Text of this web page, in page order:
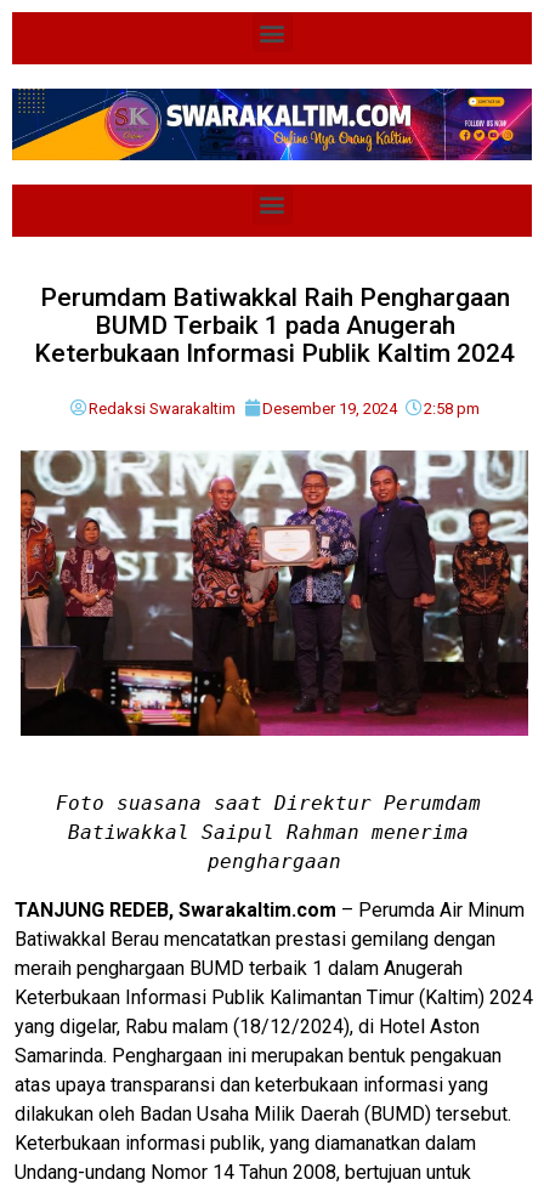
Perumdam Batiwakkal Raih Penghargaan
BUMD Terbaik 1 pada Anugerah
Keterbukaan Informasi Publik Kaltim 2024
Redaksi Swarakaltim Desember 19, 2024 2:58 pm
Foto suasana saat Direktur Perumdam
Batiwakkal Saipul Rahman menerima
penghargaan
TANJUNG REDEB, Swarakaltim.com – Perumda Air Minum
Batiwakkal Berau mencatatkan prestasi gemilang dengan
meraih penghargaan BUMD terbaik 1 dalam Anugerah
Keterbukaan Informasi Publik Kalimantan Timur (Kaltim) 2024
yang digelar, Rabu malam (18/12/2024), di Hotel Aston
Samarinda. Penghargaan ini merupakan bentuk pengakuan
atas upaya transparansi dan keterbukaan informasi yang
dilakukan oleh Badan Usaha Milik Daerah (BUMD) tersebut.
Keterbukaan informasi publik, yang diamanatkan dalam
Undang-undang Nomor 14 Tahun 2008, bertujuan untuk